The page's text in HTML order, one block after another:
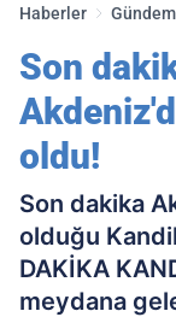
Haberler Gündem
Son
oldu!
Son dakika
olduğu
DAKİKA
meydana